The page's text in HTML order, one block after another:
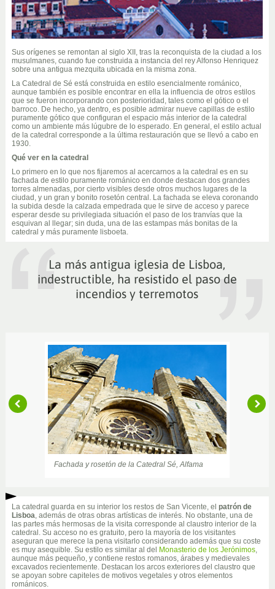
Sus orígenes se remontan al siglo XII, tras la reconquista de la ciudad a los
musulmanes, cuando fue construida a instancia del rey Alfonso Henriquez
sobre una antigua mezquita ubicada en la misma zona.
La Catedral de Sé está construida en estilo esencialmente románico,
aunque también es posible encontrar en ella la influencia de otros estilos
que se fueron incorporando con posterioridad, tales como el gótico o el
barroco. De hecho, ya dentro, es posible admirar nueve capillas de estilo
puramente gótico que configuran el espacio más interior de la catedral
como un ambiente más lúgubre de lo esperado. En general, el estilo actual
de la catedral corresponde a la última restauración que se llevó a cabo en
1930.
Qué ver en la catedral
Lo primero en lo que nos fijaremos al acercarnos a la catedral es en su
fachada de estilo puramente románico en donde destacan dos grandes
torres almenadas, por cierto visibles desde otros muchos lugares de la
ciudad, y un gran y bonito rosetón central. La fachada se eleva coronando
la subida desde la calzada empedrada que le sirve de acceso y parece
esperar desde su privilegiada situación el paso de los tranvías que la
esquivan al llegar; sin duda, una de las estampas más bonitas de la
catedral y más puramente lisboeta.
La más antigua iglesia de Lisboa,
indestructible, ha resistido el paso de
incendios y terremotos
Fachada y rosetón de la Catedral Sé, Alfama
Catedral Sé de Lisboa, Alfama
La catedral guarda en su interior los restos de San Vicente, el patrón de
Lisboa , además de otras obras artísticas de interés. No obstante, una de
las partes más hermosas de la visita corresponde al claustro interior de la
catedral. Su acceso no es gratuito, pero la mayoría de los visitantes
aseguran que merece la pena visitarlo considerando además que su coste
es muy asequible. Su estilo es similar al del Monasterio de los Jerónimos,
aunque más pequeño, y contiene restos romanos, árabes y medievales
excavados recientemente. Destacan los arcos exteriores del claustro que
se apoyan sobre capiteles de motivos vegetales y otros elementos
románicos.